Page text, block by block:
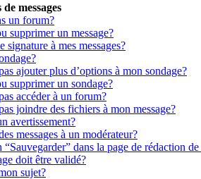
messages
un forum?
supprimer un message?
signature à mes messages?
ajouter plus d’options à mon sondage?
supprimer un sondage?
accéder à un forum?
joindre des fichiers à mon message?
avertissement?
messages à un modérateur?
dans la page de rédaction de
doit être validé?
sujet?